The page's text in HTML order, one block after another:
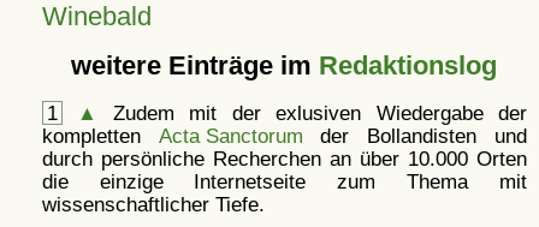
Winebald
weitere Einträge im Redaktionslog
1 ▲
Zudem mit der exlusiven Wiedergabe der
kompletten Acta Sanctorum der Bollandisten und
durch persönliche Recherchen an über 10.000 Orten
die einzige Internetseite zum Thema mit
wissenschaftlicher Tiefe.